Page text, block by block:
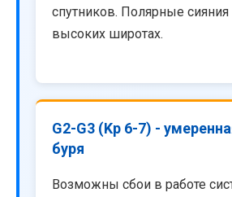
спутников. Полярные
высоких широтах.
G2-G3 (Kp 6-7) -
буря
Возможны сбои в работе